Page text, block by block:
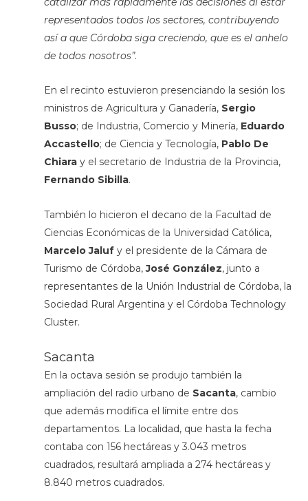
representados todos los sectores, contribuyendo
así a que Córdoba siga creciendo, que es el anhelo
de todos nosotros”.
En el recinto estuvieron presenciando la sesión los
ministros de Agricultura y Ganadería, Sergio
Busso; de Industria, Comercio y Minería, Eduardo
Accastello; de Ciencia y Tecnología, Pablo De
Chiaray el secretario de Industria de la Provincia,
Fernando Sibilla.
También lo hicieron el decano de la Facultad de
Ciencias Económicas de la Universidad Católica,
Marcelo Jalufy el presidente de la Cámara de
Turismo de Córdoba,José González, junto a
representantes de la Unión Industrial de Córdoba, la
Sociedad Rural Argentina y el Córdoba Technology
Cluster.
Sacanta
En la octava sesión se produjo también la
ampliación del radio urbano de Sacanta, cambio
que además modifica el límite entre dos
departamentos. La localidad, que hasta la fecha
contaba con 156 hectáreas y 3.043 metros
cuadrados, resultará ampliada a 274 hectáreas y
8.840 metros cuadrados.